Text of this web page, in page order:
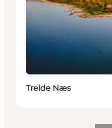
Trelde Næs